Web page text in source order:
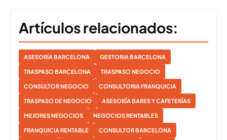
Artículos relacionados:
ASESORÍA BARCELONA GESTORIA BARCELONA
TRASPASO BARCELONA TRASPASO NEGOCIO
CONSULTOR NEGOCIO CONSULTORIA FRANQUICIA
TRASPASO DE NEGOCIO ASESORÍA BARES Y CAFETERÍAS
MEJORES NEGOCIOS NEGOCIOS RENTABLES
FRANQUICIA RENTABLE CONSULTOR BARCELONA